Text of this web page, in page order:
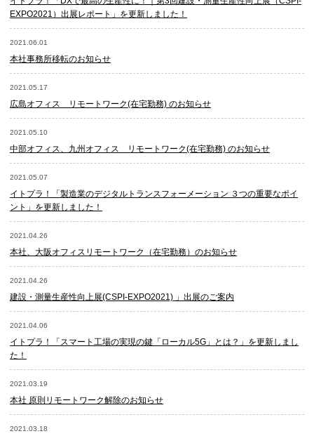
EXPO2021）出展レポート」を更新しました！
2021.06.01
本社事務所移転のお知らせ
2021.05.17
広島オフィス リモートワーク(在宅勤務) のお知らせ
2021.05.10
中部オフィス、九州オフィス リモートワーク(在宅勤務) のお知らせ
2021.05.07
イトプラ！「製造業のデジタルトランスフォーメーション ３つの重要なポイ
ント」を更新しました！
2021.04.26
本社、大阪オフィスリモートワーク（在宅勤務）のお知らせ
2021.04.26
建設・測量生産性向上展(CSPI-EXPO2021) 」出展のご案内
2021.04.06
イトプラ！「スマート工場の実現の鍵「ローカル5G」とは？」を更新しまし
た！
2021.03.19
本社 原則リモートワーク解除のお知らせ
2021.03.18